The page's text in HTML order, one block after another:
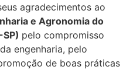
agradecimentos ao
e Agronomia do
pelo compromisso
engenharia, pelo
de boas práticas